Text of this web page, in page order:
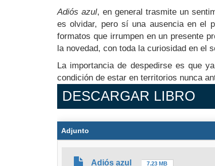
Adiós azul, en general trasmite un
es olvidar, pero sí una ausencia en el
formatos que irrumpen en un presente
la novedad, con toda la curiosidad en el
La importancia de despedirse es que
condición de estar en territorios nunca
DESCARGAR LIBRO
Adjunto
Adiós azul 7.23 MB